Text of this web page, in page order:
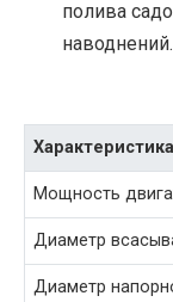
полива
наводнений.
Характеристика
Мощность
Диаметр
Диаметр